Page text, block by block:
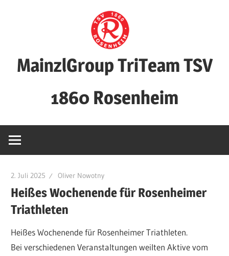
MainzlGroup TriTeam TSV
1860 Rosenheim
2. Juli 2025 Oliver Nowotny
Heißes Wochenende für Rosenheimer
Triathleten
Heißes Wochenende für Rosenheimer Triathleten.
Bei verschiedenen Veranstaltungen weilten Aktive vom